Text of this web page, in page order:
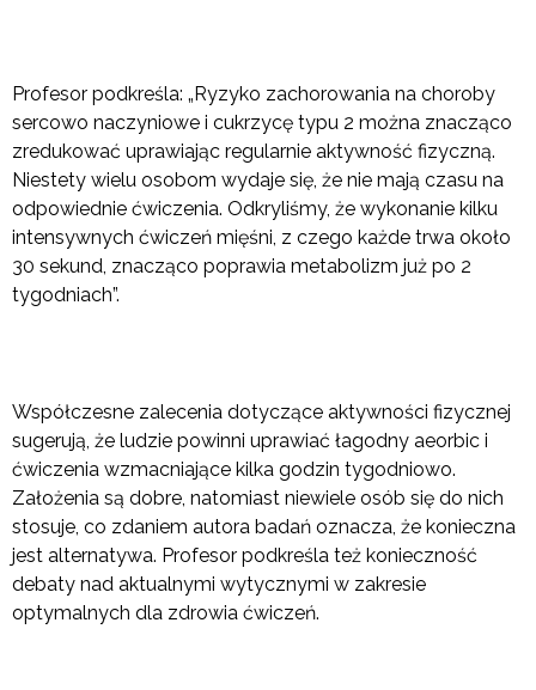
Profesor podkreśla: „Ryzyko zachorowania na choroby
sercowo naczyniowe i cukrzycę typu 2 można znacząco
zredukować uprawiając regularnie aktywność fizyczną.
Niestety wielu osobom wydaje się, że nie mają czasu na
odpowiednie ćwiczenia. Odkryliśmy, że wykonanie kilku
intensywnych ćwiczeń mięśni, z czego każde trwa około
30 sekund, znacząco poprawia metabolizm już po 2
tygodniach”.
Współczesne zalecenia dotyczące aktywności fizycznej
sugerują, że ludzie powinni uprawiać łagodny aeorbic i
ćwiczenia wzmacniające kilka godzin tygodniowo.
Założenia są dobre, natomiast niewiele osób się do nich
stosuje, co zdaniem autora badań oznacza, że konieczna
jest alternatywa. Profesor podkreśla też konieczność
debaty nad aktualnymi wytycznymi w zakresie
optymalnych dla zdrowia ćwiczeń.